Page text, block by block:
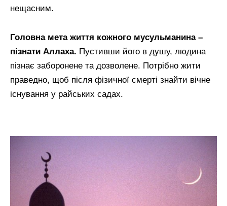
нещасним.
Головна мета життя кожного мусульманина –
пізнати Аллаха. Пустивши його в душу, людина
пізнає заборонене та дозволене. Потрібно жити
праведно, щоб після фізичної смерті знайти вічне
існування у райських садах.